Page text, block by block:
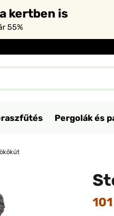
kertben is
55%
Pergolák és